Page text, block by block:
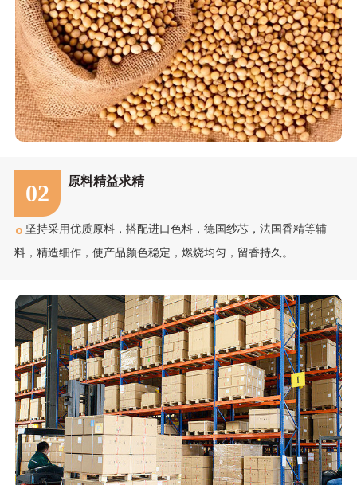
02 原料精益求精
坚持采用优质原料，搭配进口色料，德国纱芯，法国香精等辅
料，精造细作，使产品颜色稳定，燃烧均匀，留香持久。